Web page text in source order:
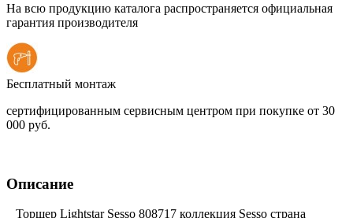
На всю продукцию каталога распространяется официальная
гарантия производителя
Бесплатный монтаж
сертифицированным сервисным центром при покупке от 30
000 руб.
Описание
Торшер Lightstar Sesso 808717 коллекция Sesso страна